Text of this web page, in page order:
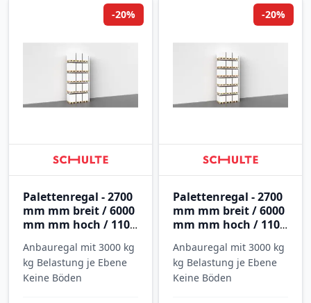
Palettenregal - 2700
mm mm breit / 6000
mm mm hoch / 1100
Ebenen
Anbauregal mit 3000 kg
kg Belastung je Ebene
Keine Böden
-20%
Palettenregal - 2700
mm mm breit / 6000
mm mm hoch / 1100
Ebenen
Anbauregal mit 3000 kg
kg Belastung je Ebene
Keine Böden
-20%